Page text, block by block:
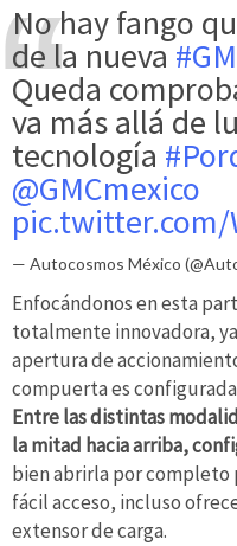
No hay fango que detenga el poder
de la nueva
Queda
va más allá de
tecnología
@GMCmexico
pic.twitter.com/
— Autocosmos México
Enfocándonos en esta
totalmente innovadora,
apertura de
compuerta es
Entre las distintas
la mitad hacia arriba,
bien abrirla por completo
fácil acceso, incluso
extensor de carga.